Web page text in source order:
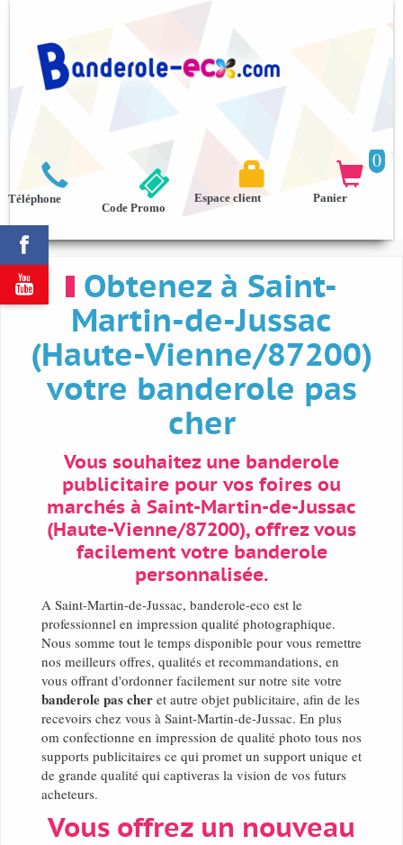



Téléphone
0

Panier

Espace client
Code Promo
Obtenez à Saint-
Martin-de-Jussac
(Haute-Vienne/87200)
votre banderole pas
cher
Vous souhaitez une banderole
publicitaire pour vos foires ou
marchés à Saint-Martin-de-Jussac
(Haute-Vienne/87200), offrez vous
facilement votre banderole
personnalisée.
A Saint-Martin-de-Jussac, banderole-eco est le
professionnel en impression qualité photographique.
Nous somme tout le temps disponible pour vous remettre
nos meilleurs offres, qualités et recommandations, en
vous offrant d'ordonner facilement sur notre site votre
banderole pas cher et autre objet publicitaire, afin de les
recevoirs chez vous à Saint-Martin-de-Jussac. En plus
om confectionne en impression de qualité photo tous nos
supports publicitaires ce qui promet un support unique et
de grande qualité qui captiveras la vision de vos futurs
acheteurs.
Vous offrez un nouveau